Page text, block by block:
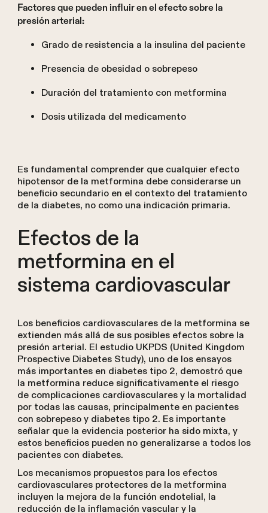
Factores que pueden influir en el efecto sobre la
presión arterial:
Grado de resistencia a la insulina del paciente
Presencia de obesidad o sobrepeso
Duración del tratamiento con metformina
Dosis utilizada del medicamento
Es fundamental comprender que cualquier efecto
hipotensor de la metformina debe considerarse un
beneficio secundario en el contexto del tratamiento
de la diabetes, no como una indicación primaria.
Efectos de la
metformina en el
sistema cardiovascular
Los beneficios cardiovasculares de la metformina se
extienden más allá de sus posibles efectos sobre la
presión arterial. El estudio UKPDS (United Kingdom
Prospective Diabetes Study), uno de los ensayos
más importantes en diabetes tipo 2, demostró que
la metformina reduce significativamente el riesgo
de complicaciones cardiovasculares y la mortalidad
por todas las causas, principalmente en pacientes
con sobrepeso y diabetes tipo 2. Es importante
señalar que la evidencia posterior ha sido mixta, y
estos beneficios pueden no generalizarse a todos los
pacientes con diabetes.
Los mecanismos propuestos para los efectos
cardiovasculares protectores de la metformina
incluyen la mejora de la función endotelial, la
reducción de la inflamación vascular y la